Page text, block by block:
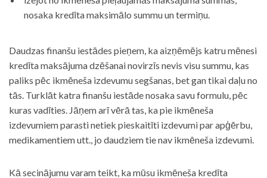
nosaka kredīta maksimālo summu un termiņu.
Daudzas finanšu iestādes pieņem, ka aizņēmējs katru mēnesi
kredīta maksājuma dzēšanai novirzīs nevis visu summu, kas
paliks pēc ikmēneša izdevumu segšanas, bet gan tikai daļu no
tās. Turklāt katra finanšu iestāde nosaka savu formulu, pēc
kuras vadīties. Jāņem arī vērā tas, ka pie ikmēneša
izdevumiem parasti netiek pieskaitīti izdevumi par apģērbu,
medikamentiem utt., jo daudziem tie nav ikmēneša izdevumi.
Kā secinājumu varam teikt, ka mūsu ikmēneša kredīta